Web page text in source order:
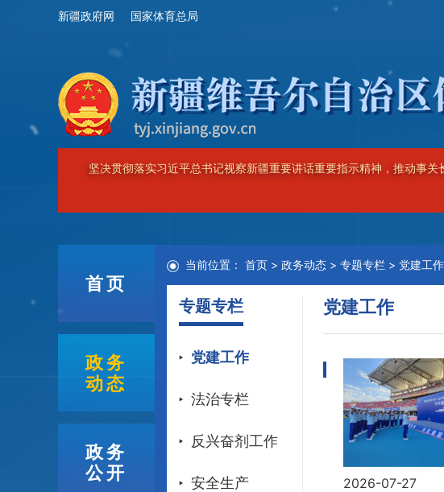
新疆政府网 国家体育总局
坚决贯彻落实习近平总书记视察新疆重要讲话重要指示精神，推动事
首页
政务
动态
政务
公开
当前位置： 首页 > 政务动态 > 专题专栏 > 党建工作
专题专栏
党建工作
法治专栏
反兴奋剂工作
安全生产
党建工作
2026-07-27